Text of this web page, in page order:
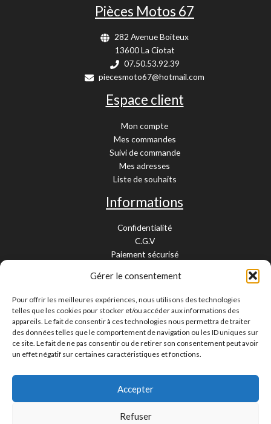
Gérer le consentement
Pour offrir les meilleures expériences, nous utilisons des technologies
telles que les cookies pour stocker et/ou accéder aux informations des
appareils. Le fait de consentir à ces technologies nous permettra de traiter
des données telles que le comportement de navigation ou les ID uniques sur
ce site. Le fait de ne pas consentir ou de retirer son consentement peut avoir
un effet négatif sur certaines caractéristiques et fonctions.
Accepter
Refuser
Pièces Motos 67
282 Avenue Boiteux
13600 La Ciotat
07.50.53.92.39
piecesmoto67@hotmail.com
Espace client
Mon compte
Mes commandes
Suivi de commande
Mes adresses
Liste de souhaits
Informations
Confidentialité
C.G.V
Paiement sécurisé
Livraison et retour
Mentions légales
Cookies
Contact
Paiement sécurisé
Livraison 24/48H et 10/15 jours